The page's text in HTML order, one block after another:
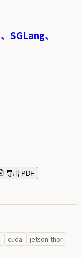
SGLang、
导出 PDF
cuda
jetson-thor